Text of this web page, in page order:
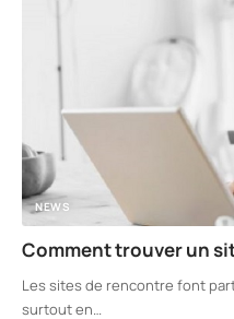
NEWS
Comment trouver un
Les sites de rencontre font
surtout en…